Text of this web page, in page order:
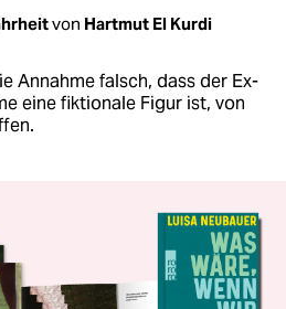
von Hartmut El Kurdi
Annahme falsch, dass der Ex-
eine fiktionale Figur ist, von